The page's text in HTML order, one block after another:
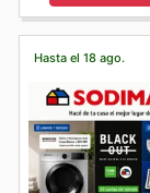
Hasta el 18 ago.